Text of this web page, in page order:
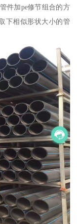
件加pe修节组合的方
下相似形状大小的管